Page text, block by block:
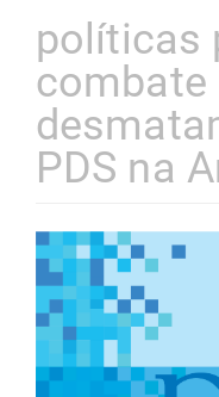
políticas
combate
PDS na
Barra
lateral
de